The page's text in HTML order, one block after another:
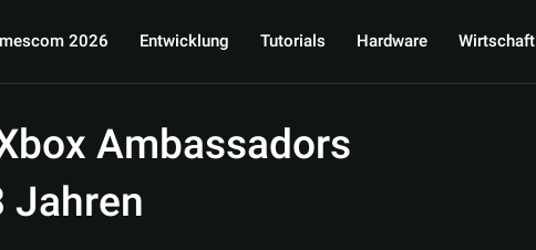
2026 Entwicklung Tutorials Hardware Wirtschaft
Ambassadors
Jahren